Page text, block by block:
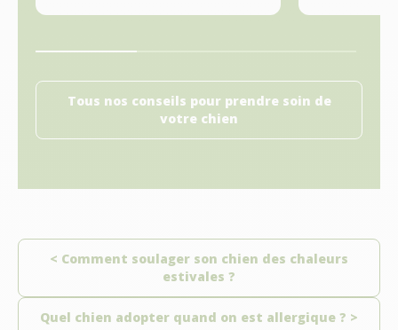
Tous nos conseils pour prendre soin de
votre chien
< Comment soulager son chien des chaleurs
estivales ?
Quel chien adopter quand on est allergique ? >